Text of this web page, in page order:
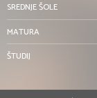
SREDNJE ŠOLE
MATURA
ŠTUDIJ